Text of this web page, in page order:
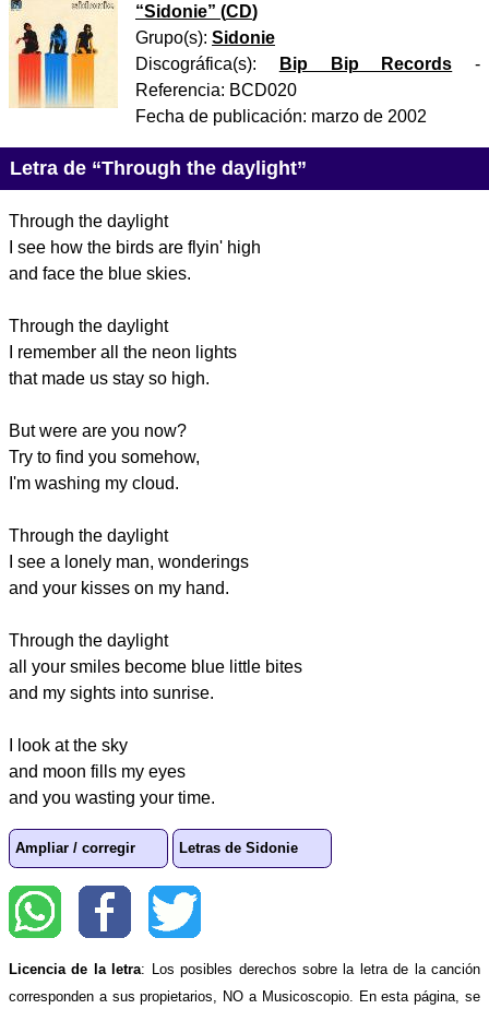
“Sidonie” (CD)
Grupo(s): Sidonie
Discográfica(s):
Bip Bip Records -
Referencia: BCD020
Fecha de publicación: marzo de 2002
Letra de “Through the daylight”
Through the daylight
I see how the birds are flyin' high
and face the blue skies.
Through the daylight
I remember all the neon lights
that made us stay so high.
But were are you now?
Try to find you somehow,
I'm washing my cloud.
Through the daylight
I see a lonely man, wonderings
and your kisses on my hand.
Through the daylight
all your smiles become blue little bites
and my sights into sunrise.
I look at the sky
and moon fills my eyes
and you wasting your time.
Ampliar / corregir Letras de Sidonie
Licencia de la letra: Los posibles derechos sobre la letra de la canción
corresponden a sus propietarios, NO a Musicoscopio. En esta página, se